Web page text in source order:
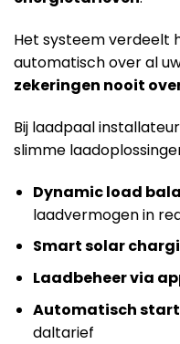
Het systeem verdeelt
automatisch over al
zekeringen nooit
Bij laadpaal installateur
slimme
Dynamic load
laadvermogen in
Smart solar
Laadbeheer via
Automatisch
daltarief